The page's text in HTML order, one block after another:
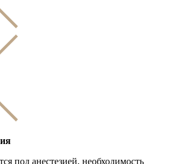
под анестезией, необходимость